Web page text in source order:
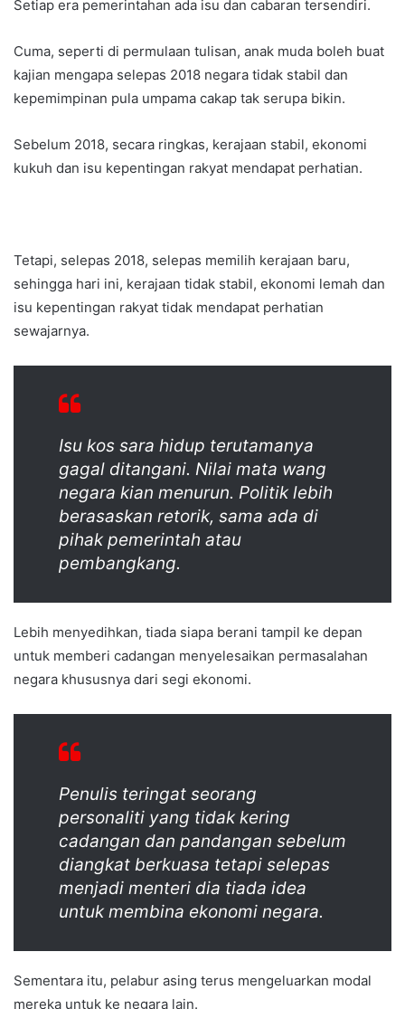
Setiap era pemerintahan ada isu dan cabaran tersendiri.
Cuma, seperti di permulaan tulisan, anak muda boleh buat
kajian mengapa selepas 2018 negara tidak stabil dan
kepemimpinan pula umpama cakap tak serupa bikin.
Sebelum 2018, secara ringkas, kerajaan stabil, ekonomi
kukuh dan isu kepentingan rakyat mendapat perhatian.
Tetapi, selepas 2018, selepas memilih kerajaan baru,
sehingga hari ini, kerajaan tidak stabil, ekonomi lemah dan
isu kepentingan rakyat tidak mendapat perhatian
sewajarnya.
Isu kos sara hidup terutamanya
gagal ditangani. Nilai mata wang
negara kian menurun. Politik lebih
berasaskan retorik, sama ada di
pihak pemerintah atau
pembangkang.
Lebih menyedihkan, tiada siapa berani tampil ke depan
untuk memberi cadangan menyelesaikan permasalahan
negara khususnya dari segi ekonomi.
Penulis teringat seorang
personaliti yang tidak kering
cadangan dan pandangan sebelum
diangkat berkuasa tetapi selepas
menjadi menteri dia tiada idea
untuk membina ekonomi negara.
Sementara itu, pelabur asing terus mengeluarkan modal
mereka untuk ke negara lain.